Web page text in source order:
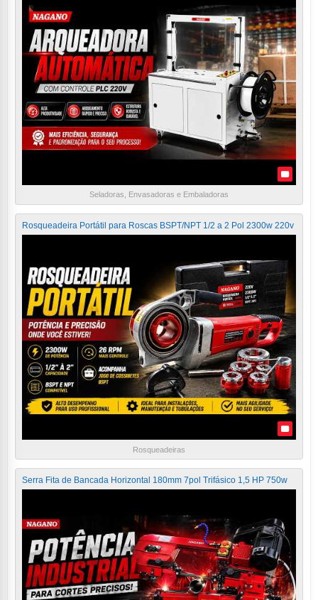
Seladoras, Envasadoras e Embaladoras
Rosqueadeira Portátil para Roscas BSPT/NPT 1/2 a 2 Pol 2300w 220v
Rosqueadeiras
Serra Fita de Bancada Horizontal 180mm 7pol Trifásico 1,5 HP 750w